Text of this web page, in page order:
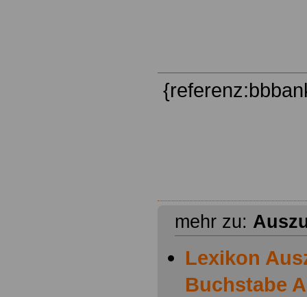
mehr zu:
Lexikon
Buchstabe A